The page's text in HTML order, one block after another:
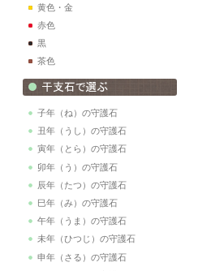
黄色・金
赤色
黒
茶色
子年（ね）の守護石
丑年（うし）の守護石
寅年（とら）の守護石
卯年（う）の守護石
辰年（たつ）の守護石
巳年（み）の守護石
午年（うま）の守護石
未年（ひつじ）の守護石
申年（さる）の守護石